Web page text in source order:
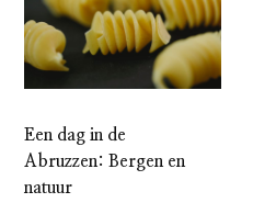
Een dag in de
Abruzzen: Bergen en
natuur